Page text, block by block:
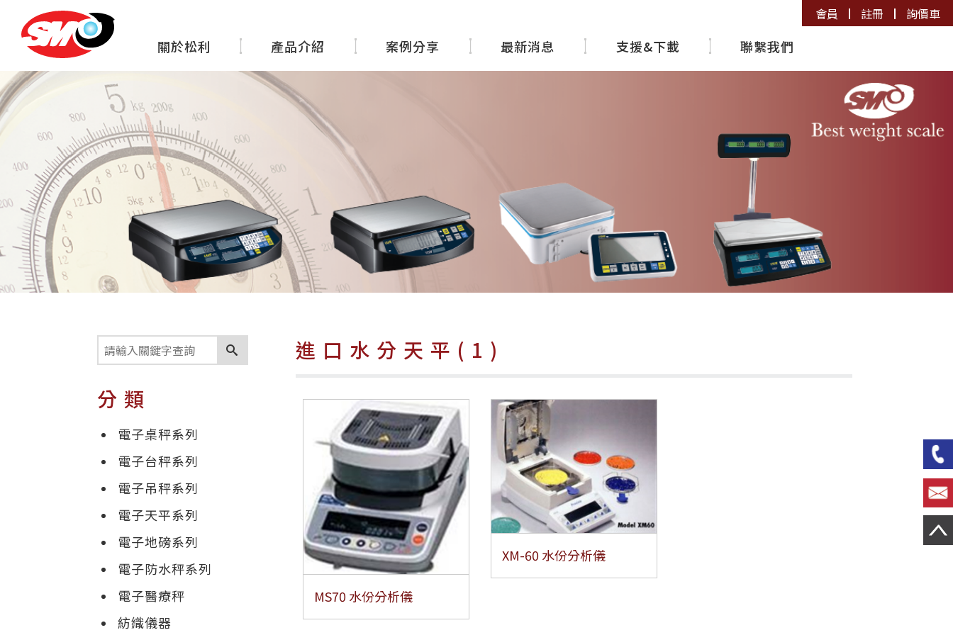
會員 註冊 詢價車
關於松利 產品介紹 案例分享 最新消息 支援&下載 聯繫我們
分類
電子桌秤系列
電子台秤系列
電子吊秤系列
電子天平系列
電子地磅系列
電子防水秤系列
電子醫療秤
紡織儀器
進口水分天平(1)
MS70 水份分析儀
XM-60 水份分析儀